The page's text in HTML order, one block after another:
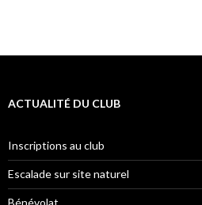
ACTUALITÉ DU CLUB
Inscriptions au club
Escalade sur site naturel
Bénévolat